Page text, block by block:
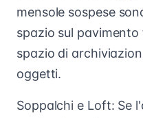
mensole sospese
spazio sul
spazio di
oggetti.
Soppalchi e Loft: Se